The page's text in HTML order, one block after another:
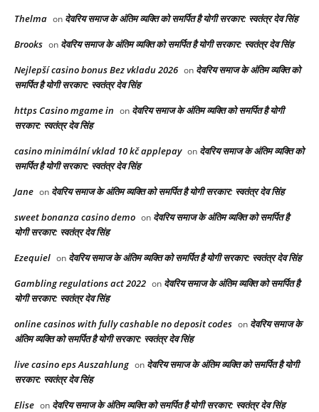
Thelma on देवरिय समाज के अंतिम व्यक्ति को समर्पित है योगी सरकार: स्वतंत्र देव सिंह
Brooks on देवरिय समाज के अंतिम व्यक्ति को समर्पित है योगी सरकार: स्वतंत्र देव सिंह
Nejlepší casino bonus Bez vkladu 2026 on देवरिय समाज के अंतिम व्यक्ति को
समर्पित है योगी सरकार: स्वतंत्र देव सिंह
https Casino mgame in on देवरिय समाज के अंतिम व्यक्ति को समर्पित है योगी
सरकार: स्वतंत्र देव सिंह
casino minimální vklad 10 kč applepay on देवरिय समाज के अंतिम व्यक्ति को
समर्पित है योगी सरकार: स्वतंत्र देव सिंह
Jane on देवरिय समाज के अंतिम व्यक्ति को समर्पित है योगी सरकार: स्वतंत्र देव सिंह
sweet bonanza casino demo on देवरिय समाज के अंतिम व्यक्ति को समर्पित है
योगी सरकार: स्वतंत्र देव सिंह
Ezequiel on देवरिय समाज के अंतिम व्यक्ति को समर्पित है योगी सरकार: स्वतंत्र देव सिंह
Gambling regulations act 2022 on देवरिय समाज के अंतिम व्यक्ति को समर्पित है
योगी सरकार: स्वतंत्र देव सिंह
online casinos with fully cashable no deposit codes on देवरिय समाज के
अंतिम व्यक्ति को समर्पित है योगी सरकार: स्वतंत्र देव सिंह
live casino eps Auszahlung on देवरिय समाज के अंतिम व्यक्ति को समर्पित है योगी
सरकार: स्वतंत्र देव सिंह
Elise on देवरिय समाज के अंतिम व्यक्ति को समर्पित है योगी सरकार: स्वतंत्र देव सिंह